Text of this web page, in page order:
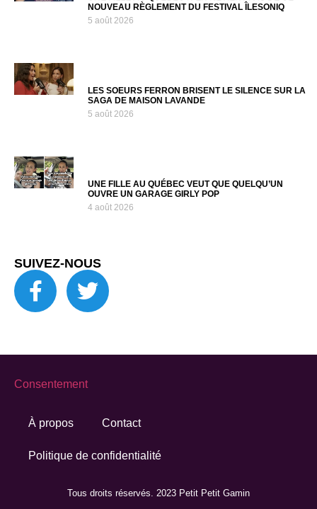
NOUVEAU RÈGLEMENT DU FESTIVAL ÎLESONIQ
5 août 2026
LES SOEURS FERRON BRISENT LE SILENCE SUR LA
SAGA DE MAISON LAVANDE
5 août 2026
UNE FILLE AU QUÉBEC VEUT QUE QUELQU’UN
OUVRE UN GARAGE GIRLY POP
4 août 2026
SUIVEZ-NOUS
Tous droits réservés. 2023 Petit Petit Gamin
À propos Contact
Politique de confidentialité
Consentement